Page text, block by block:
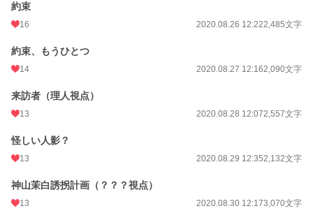
約束
16 2020.08.26 12:222,485文字
約束、もうひとつ
14 2020.08.27 12:162,090文字
来訪者（理人視点）
13 2020.08.28 12:072,557文字
怪しい人影？
13 2020.08.29 12:352,132文字
神山茉白誘拐計画（？？？視点）
13 2020.08.30 12:173,070文字